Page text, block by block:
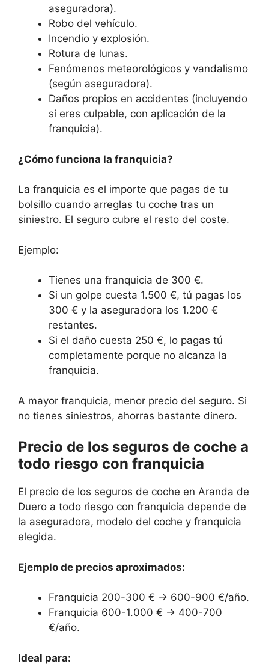
aseguradora).
Robo del vehículo.
Incendio y explosión.
Rotura de lunas.
Fenómenos meteorológicos y vandalismo
(según aseguradora).
Daños propios en accidentes (incluyendo
si eres culpable, con aplicación de la
franquicia).
¿Cómo funciona la franquicia?
La franquicia es el importe que pagas de tu
bolsillo cuando arreglas tu coche tras un
siniestro. El seguro cubre el resto del coste.
Ejemplo:
Tienes una franquicia de 300 €.
Si un golpe cuesta 1.500 €, tú pagas los
300 € y la aseguradora los 1.200 €
restantes.
Si el daño cuesta 250 €, lo pagas tú
completamente porque no alcanza la
franquicia.
A mayor franquicia, menor precio del seguro. Si
no tienes siniestros, ahorras bastante dinero.
Precio de los seguros de coche a
todo riesgo con franquicia
El precio de los seguros de coche en Aranda de
Duero a todo riesgo con franquicia depende de
la aseguradora, modelo del coche y franquicia
elegida.
Ejemplo de precios aproximados:
Franquicia 200-300 € → 600-900 €/año.
Franquicia 600-1.000 € → 400-700
€/año.
Ideal para: